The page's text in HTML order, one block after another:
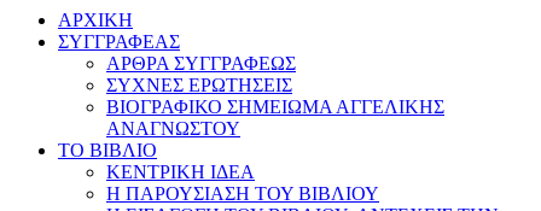
AΡΧΙΚΗ
ΣΥΓΓΡΑΦΕΑΣ
ΑΡΘΡΑ ΣΥΓΓΡΑΦΕΩΣ
ΣΥΧΝΕΣ ΕΡΩΤΗΣΕΙΣ
ΒΙΟΓΡΑΦΙΚΟ ΣΗΜΕΙΩΜΑ ΑΓΓΕΛΙΚΗΣ
ΑΝΑΓΝΩΣΤΟΥ
ΤΟ ΒΙΒΛΙΟ
ΚΕΝΤΡΙΚΗ ΙΔΕΑ
Η ΠΑΡΟΥΣΙΑΣΗ ΤΟΥ ΒΙΒΛΙΟΥ